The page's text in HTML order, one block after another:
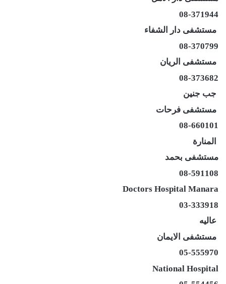
08-371944
مستشفى دار الشفاء
08-370799
مستشفى الريان
08-373682
جب جنين
مستشفى فرحات
08-660101
المنارة
مستشفى بحمد
08-591108
Doctors Hospital Manara
03-333918
عاليه
مستشفى الايمان
05-555970
National Hospital